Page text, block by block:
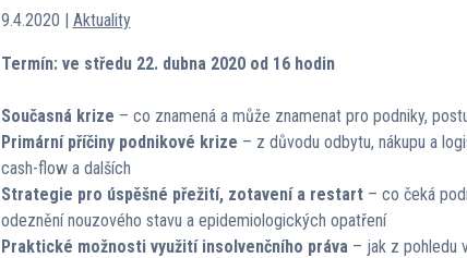
9.4.2020 | Aktuality
Termín: ve středu 22. dubna 2020 od 16 hodin
Současná krize – co znamená a může znamenat pro podniky,
Primární příčiny podnikové krize – z důvodu odbytu, nákupu a
cash-flow a dalších
Strategie pro úspěšné přežití, zotavení a restart– co čeká
odeznění nouzového stavu a epidemiologických opatření
Praktické možnosti využití insolvenčního práva – jak z pohledu